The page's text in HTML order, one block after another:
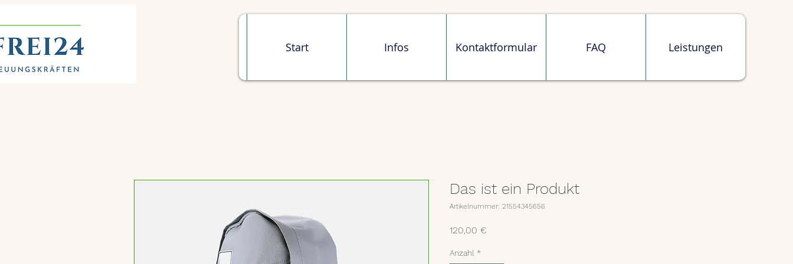
Start Infos Kontaktformular FAQ Leistungen
Das ist ein Produkt
Artikelnummer: 21554345656
120,00 €
Anzahl *